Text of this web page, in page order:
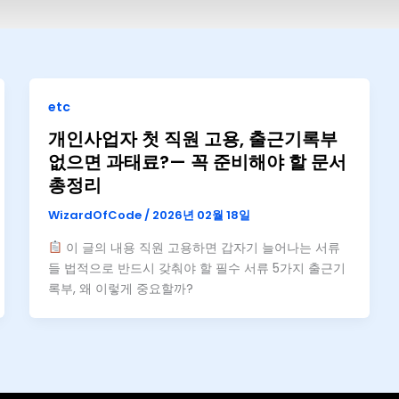
etc
개인사업자 첫 직원 고용, 출근기록부
없으면 과태료?— 꼭 준비해야 할 문서
총정리
WizardOfCode/ 2026년 02월 18일
이 글의 내용 직원 고용하면 갑자기 늘어나는 서류
들 법적으로 반드시 갖춰야 할 필수 서류 5가지 출근기
록부, 왜 이렇게 중요할까?